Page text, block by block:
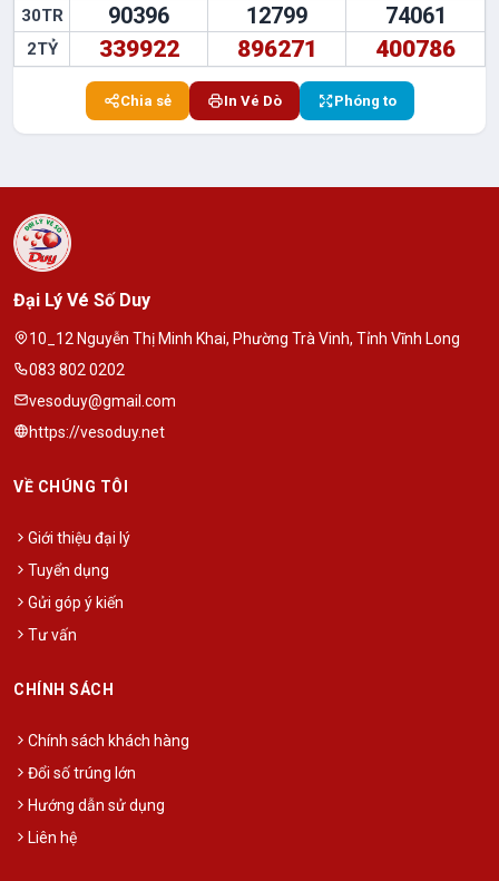
30TR 90396 12799 74061
2TỶ 339922 896271 400786
Chia sẻ In Vé Dò Phóng to
Đại Lý Vé Số Duy
10_12 Nguyễn Thị Minh Khai, Phường Trà Vinh, Tỉnh Vĩnh Long
083 802 0202
vesoduy@gmail.com
https://vesoduy.net
VỀ CHÚNG TÔI
Giới thiệu đại lý
Tuyển dụng
Gửi góp ý kiến
Tư vấn
CHÍNH SÁCH
Chính sách khách hàng
Đổi số trúng lớn
Hướng dẫn sử dụng
Liên hệ